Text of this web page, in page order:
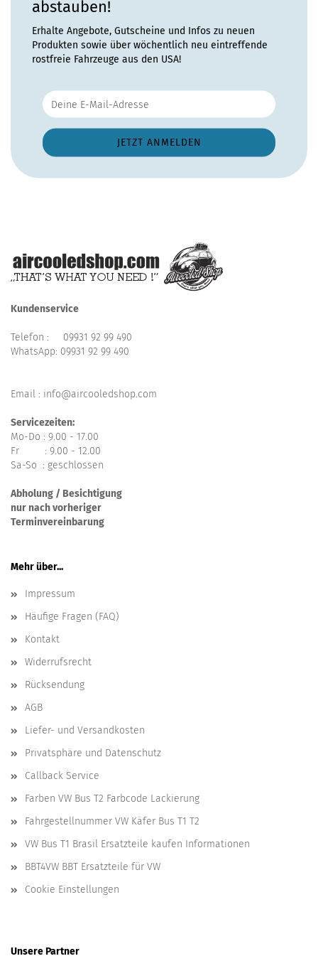
abstauben!
Erhalte Angebote, Gutscheine und Infos zu neuen
Produkten sowie über wöchentlich neu eintreffende
rostfreie Fahrzeuge aus den USA!
Kundenservice
Telefon : 09931 92 99 490
WhatsApp: 09931 92 99 490
Email : info@aircooledshop.com
Servicezeiten:
Mo-Do : 9.00 - 17.00
Fr : 9.00 - 12.00
Sa-So : geschlossen
Abholung / Besichtigung
nur nach vorheriger
Terminvereinbarung
Mehr über...
Impressum
Häufige Fragen (FAQ)
Kontakt
Widerrufsrecht
Rücksendung
AGB
Liefer- und Versandkosten
Privatsphäre und Datenschutz
Callback Service
Farben VW Bus T2 Farbcode Lackierung
Fahrgestellnummer VW Käfer Bus T1 T2
VW Bus T1 Brasil Ersatzteile kaufen Informationen
BBT4VW BBT Ersatzteile für VW
Cookie Einstellungen
Unsere Partner